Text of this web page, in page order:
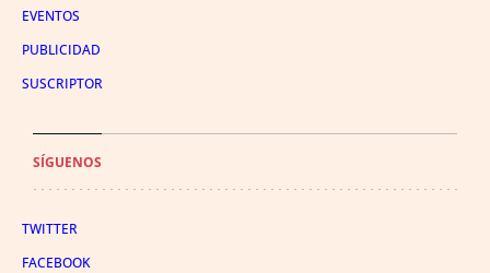
EVENTOS
PUBLICIDAD
SUSCRIPTOR
SÍGUENOS
TWITTER
FACEBOOK